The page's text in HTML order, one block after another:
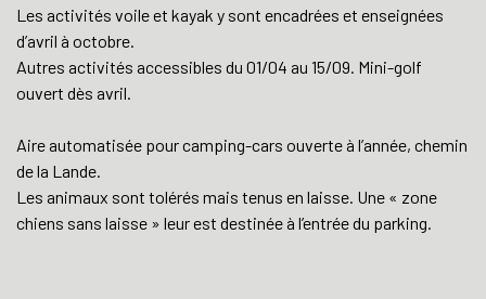
Les activités voile et kayak y sont encadrées et enseignées
d’avril à octobre.
Autres activités accessibles du 01/04 au 15/09. Mini-golf
ouvert dès avril.
Aire automatisée pour camping-cars ouverte à l’année, chemin
de la Lande.
Les animaux sont tolérés mais tenus en laisse. Une « zone
chiens sans laisse » leur est destinée à l’entrée du parking.